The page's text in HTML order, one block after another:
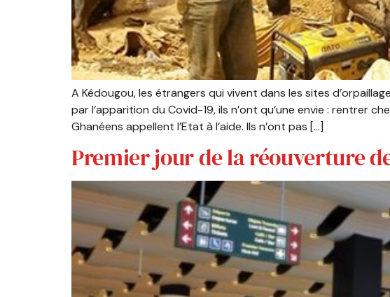
A Kédougou, les étrangers qui vivent dans les sites
par l’apparition du Covid-19, ils n’ont qu’une envie : rentrer
Ghanéens appellent l’Etat à l’aide. Ils n’ont pas […]
Premier jour de la réouverture